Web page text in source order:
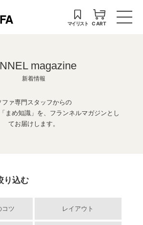
マイリスト CART
magazine
新着情報
ファ専門スタッフからの
まめ知識」を、フランネルマガジンとし
てお届けします。
り込む
コツ レイアウト